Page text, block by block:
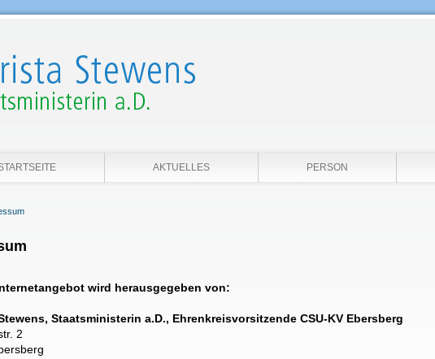
AKTUELLES PERSON
wird herausgegeben von:
Staatsministerin a.D., Ehrenkreisvorsitzende CSU-KV Ebersberg
2